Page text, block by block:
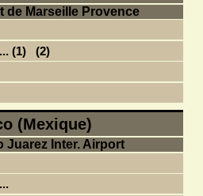
de Marseille Provence
(1)
(2)
(Mexique)
Juarez Inter. Airport